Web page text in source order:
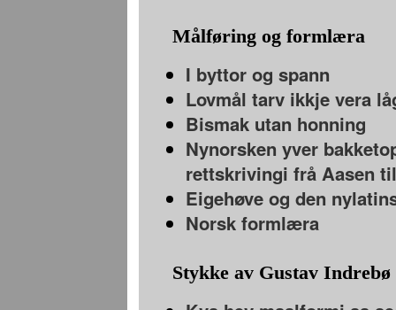
Målføring og formlæra
I byttor og spann
Lovmål tarv ikkje vera
Bismak utan honning
Nynorsken yver
rettskrivingi frå Aasen
Eigehøve og den
Norsk formlæra
Stykke av Gustav Indrebø